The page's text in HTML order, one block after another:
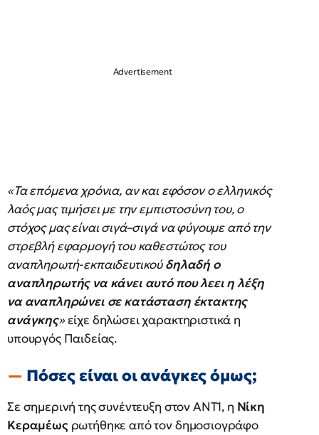
«Τα επόμενα χρόνια, αν και εφόσον ο ελληνικός
λαός μας τιμήσει με την εμπιστοσύνη του, ο
στόχος μας είναι σιγά–σιγά να φύγουμε από την
στρεβλή εφαρμογή του καθεστώτος του
αναπληρωτή-εκπαιδευτικούδηλαδή ο
αναπληρωτής να κάνει αυτό που λεει η λέξη
να αναπληρώνει σε κατάσταση έκτακτης
ανάγκης»είχε δηλώσει χαρακτηριστικά η
υπουργός Παιδείας.
Πόσες είναι οι ανάγκες όμως;
Σε σημερινή της συνέντευξη στον ANT1, η Νίκη
Κεραμέωςρωτήθηκε από τον δημοσιογράφο